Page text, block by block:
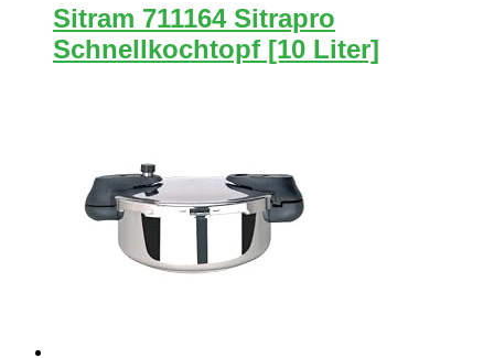
Sitram 711164 Sitrapro
Schnellkochtopf [10 Liter]